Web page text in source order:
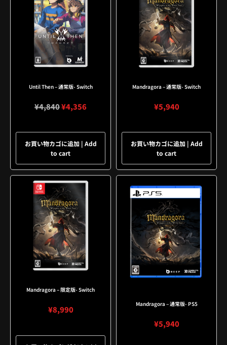
Until Then – 通常版- Switch
¥4,840¥4,356
お買い物カゴに追加 | Add
to cart
Mandragora – 通常版- Switch
¥5,940
お買い物カゴに追加 | Add
to cart
Mandragora – 限定版- Switch
¥8,990
Mandragora – 通常版- PS5
¥5,940